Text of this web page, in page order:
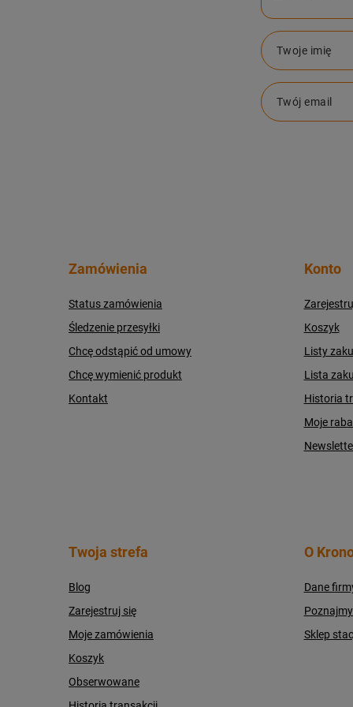
Twoje imię
Twój email
Zamówienia
Status zamówienia
Śledzenie przesyłki
Chcę odstąpić od umowy
Chcę wymienić produkt
Kontakt
Konto
Koszyk
Listy
Lista
Historia
Moje
Twoja strefa
Blog
Zarejestruj się
Moje zamówienia
Koszyk
Obserwowane
O
Dane
Sklep